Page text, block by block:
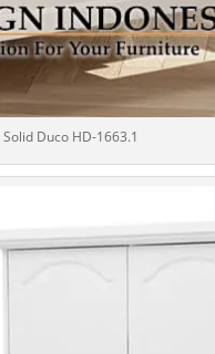
Duco HD-1663.1